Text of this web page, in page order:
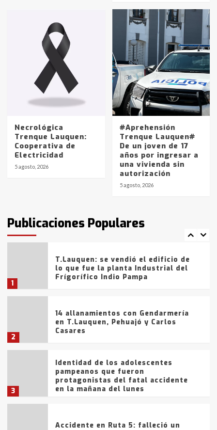
Necrológica
Trenque Lauquen:
Cooperativa de
Electricidad
5 agosto, 2026
#Aprehensión
Trenque Lauquen#
De un joven de 17
años por ingresar a
una vivienda sin
autorización
5 agosto, 2026
Publicaciones Populares
en la mañana del lunes
Accidente en Ruta 5: falleció un
joven de Trenque Lauquen
Los precios de los combustibles en
La Pampa, desde YPF hasta Axion
entre 857 a 1338 pesos
La Bolsa de Cereales de Bahía
Blanca anticipa que Agosto vendrá
con lluvias y heladas, en gran parte
fueron detenidos por
comercialización de drogas en la
tarde del sábado
1
T.Lauquen: se vendió el edificio de
lo que fue la planta Industrial del
Frígorífico Indio Pampa
2
14 allanamientos con Gendarmería
en T.Lauquen, Pehuajó y Carlos
Casares
3
Identidad de los adolescentes
pampeanos que fueron
protagonistas del fatal accidente
en la mañana del lunes
Accidente en Ruta 5: falleció un